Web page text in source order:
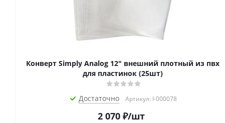
Конверт Simply Analog 12" внешний плотный из пвх
для пластинок (25шт)
Достаточно Артикул: I-000078
2 070₽/шт